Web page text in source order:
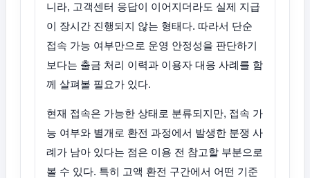
니라, 고객센터 응답이 이어지더라도 실제 지급
이 장시간 진행되지 않는 형태다. 따라서 단순
접속 가능 여부만으로 운영 안정성을 판단하기
보다는 출금 처리 이력과 이용자 대응 사례를 함
께 살펴볼 필요가 있다.
현재 접속은 가능한 상태로 분류되지만, 접속 가
능 여부와 별개로 환전 과정에서 발생한 분쟁 사
례가 남아 있다는 점은 이용 전 참고할 부분으로
볼 수 있다. 특히 고액 환전 구간에서 어떤 기준